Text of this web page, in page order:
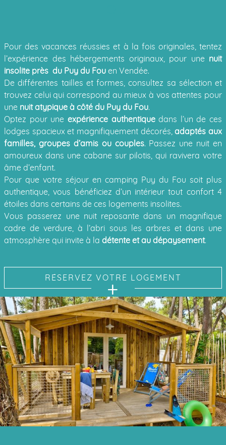
Pour des vacances réussies et à la fois originales, tentez
l’expérience des hébergements originaux, pour une nuit
insolite près du Puy du Fou en Vendée.
De différentes tailles et formes, consultez sa sélection et
trouvez celui qui correspond au mieux à vos attentes pour
une nuit atypique à côté du Puy du Fou.
Optez pour une expérience authentiquedans l’un de ces
lodges spacieux et magnifiquement décorés,adaptés aux
familles, groupes d’amis ou couples. Passez une nuit en
amoureux dans une cabane sur pilotis, qui ravivera votre
âme d’enfant.
Pour que votre séjour en camping Puy du Fou soit plus
authentique, vous bénéficiez d’un intérieur tout confort 4
étoiles dans certains de ces logements insolites.
Vous passerez une nuit reposante dans un magnifique
cadre de verdure, à l’abri sous les arbres et dans une
atmosphère qui invite à la détente et au dépaysement.
RÉSERVEZ VOTRE LOGEMENT